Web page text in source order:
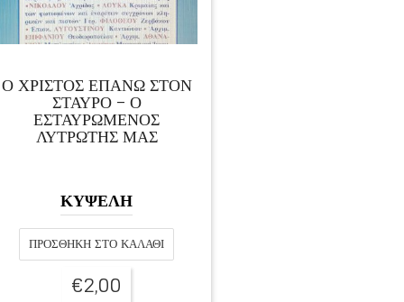
Ο ΧΡΙΣΤΟΣ ΕΠΑΝΩ ΣΤΟΝ
ΣΤΑΥΡΟ – Ο
ΕΣΤΑΥΡΩΜΕΝΟΣ
ΛΥΤΡΩΤΗΣ ΜΑΣ
ΚΥΨΕΛΗ
ΠΡΟΣΘΉΚΗ ΣΤΟ ΚΑΛΆΘΙ
€2,00